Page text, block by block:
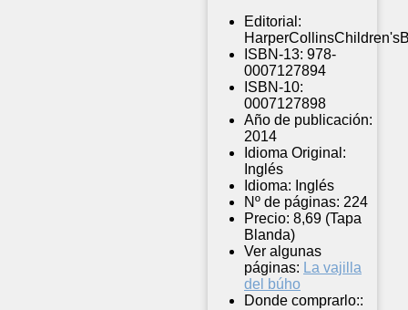
Editorial:
ISBN-13: 978-
0007127894
ISBN-10:
0007127898
Año de publicación:
2014
Idioma Original:
Inglés
Idioma: Inglés
Nº de páginas: 224
Precio: 8,69 (Tapa
Blanda)
Ver algunas
páginas: La vajilla
del búho
Donde comprarlo::